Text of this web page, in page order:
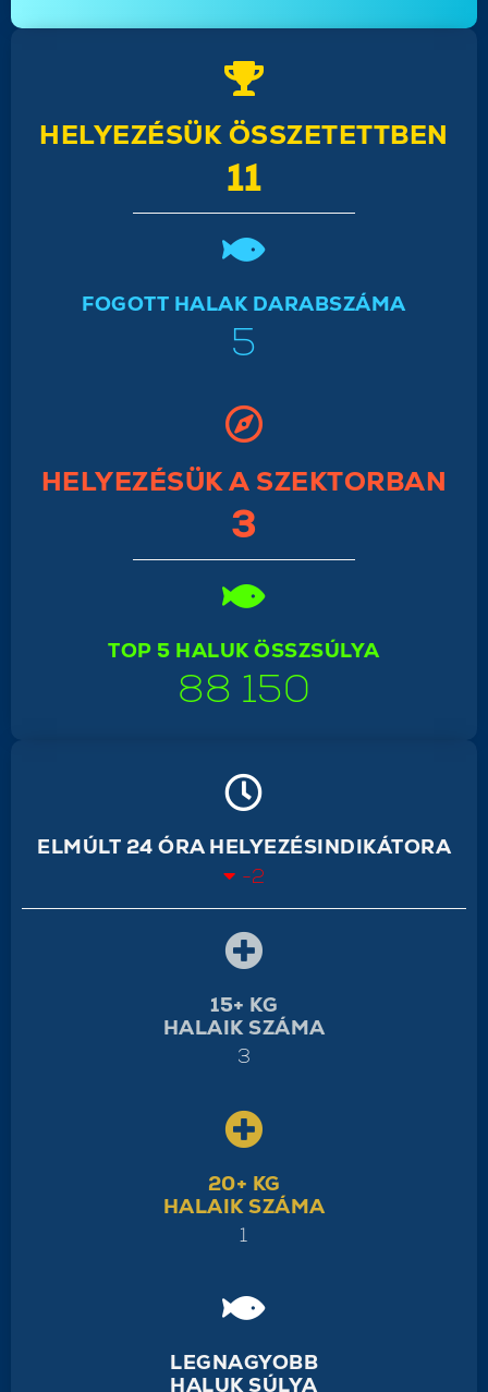
HELYEZÉSÜK ÖSSZETETTBEN
11
FOGOTT HALAK DARABSZÁMA
5
HELYEZÉSÜK A SZEKTORBAN
3
TOP 5 HALUK ÖSSZSÚLYA
88 150
ELMÚLT 24 ÓRA HELYEZÉSINDIKÁTORA
-2
15+ KG
HALAIK SZÁMA
3
20+ KG
HALAIK SZÁMA
1
LEGNAGYOBB
HALUK SÚLYA